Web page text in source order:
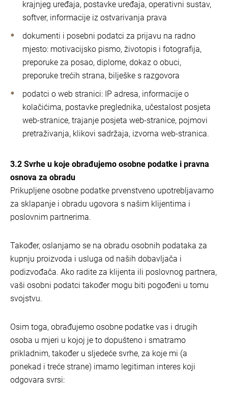
krajnjeg uređaja, postavke uređaja, operativni sustav,
softver, informacije iz ostvarivanja prava
dokumenti i posebni podatci za prijavu na radno
mjesto: motivacijsko pismo, životopis i fotografija,
preporuke za posao, diplome, dokaz o obuci,
preporuke trećih strana, bilješke s razgovora
podatci o web stranici: IP adresa, informacije o
kolačićima, postavke preglednika, učestalost posjeta
web-stranice, trajanje posjeta web-stranice, pojmovi
pretraživanja, klikovi sadržaja, izvorna web-stranica.
3.2 Svrhe u koje obrađujemo osobne podatke i pravna
osnova za obradu
Prikupljene osobne podatke prvenstveno upotrebljavamo
za sklapanje i obradu ugovora s našim klijentima i
poslovnim partnerima.
Također, oslanjamo se na obradu osobnih podataka za
kupnju proizvoda i usluga od naših dobavljača i
podizvođača. Ako radite za klijenta ili poslovnog partnera,
vaši osobni podatci također mogu biti pogođeni u tomu
svojstvu.
Osim toga, obrađujemo osobne podatke vas i drugih
osoba u mjeri u kojoj je to dopušteno i smatramo
prikladnim, također u sljedeće svrhe, za koje mi (a
ponekad i treće strane) imamo legitiman interes koji
odgovara svrsi: